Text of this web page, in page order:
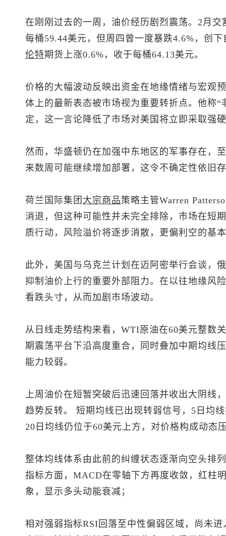
在刚刚过去的一周，油价经历剧烈震荡。2月
每桶59.44美元，但周四曾一度暴跌4.6%，创
伦特期货上涨0.6%，收于每桶64.13美元。
价格的大幅波动反映出资金在地缘情绪与宏观
体上的最新表态被市场视为重要转折点。他称
定，这一言论降低了市场对美国将立即采取强
然而，华盛顿仍在加强中东地区的军事存在，
来数周可能继续增加部署，这令不确定性依旧
荷兰国际集团 大宗商品策略主管Warren
消退，但这种可能性并未完全排除，市场在短
质行动，风险溢价将逐步消散，更偏利空的基
此外，美国与乌克兰计划在迈阿密举行会谈，
抑制油价上行的重要外部阻力。在以往地缘风
看跌头寸，从而加剧市场波动。
从日线走势结构来看，WTI原油在60美元整数
期震荡平台下沿高度重合，同时叠加中期均线
能力较弱。
上周油价在短暂突破后迅速回落并收出大阴线
趋势反转。 短期均线已出现转弱信号，5日均
20日均线仍位于60美元上方，对价格构成动态
整体均线体系由此前的纠缠状态逐渐向空头排
指标方面，MACD在零轴下方再度收敛，红柱
象，显示多头动能衰减；
相对强弱指标RSI回落至中性偏弱区域，尚未